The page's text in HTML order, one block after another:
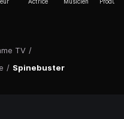
TV /
/ Spinebuster